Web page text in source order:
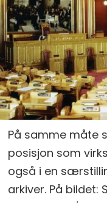
På samme måte
posisjon som
også i en
arkiver. På bildet: